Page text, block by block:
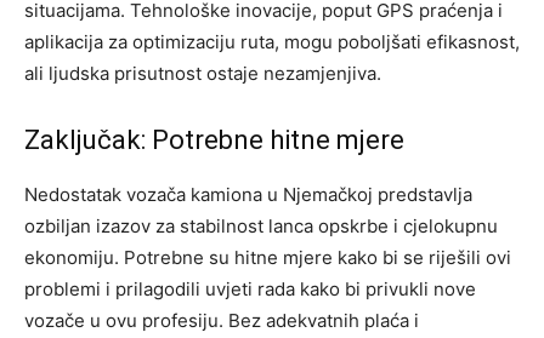
situacijama. Tehnološke inovacije, poput GPS praćenja i
aplikacija za optimizaciju ruta, mogu poboljšati efikasnost,
ali ljudska prisutnost ostaje nezamjenjiva.
Zaključak: Potrebne hitne mjere
Nedostatak vozača kamiona u Njemačkoj predstavlja
ozbiljan izazov za stabilnost lanca opskrbe i cjelokupnu
ekonomiju. Potrebne su hitne mjere kako bi se riješili ovi
problemi i prilagodili uvjeti rada kako bi privukli nove
vozače u ovu profesiju. Bez adekvatnih plaća i